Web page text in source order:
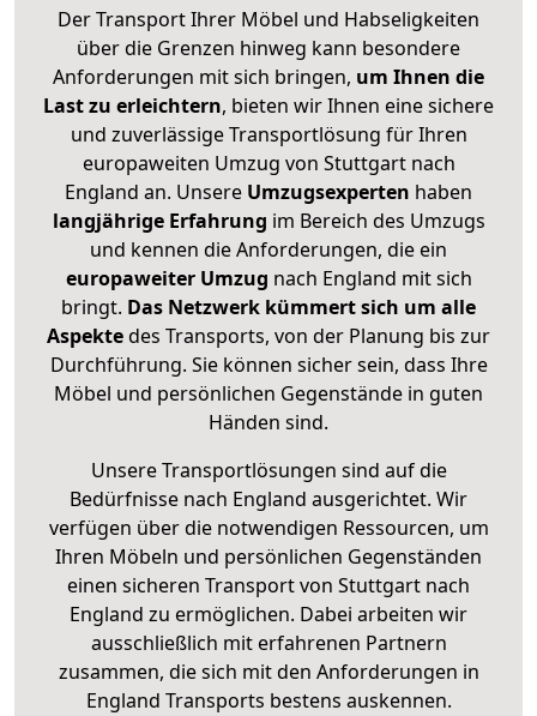
Der Transport Ihrer Möbel und Habseligkeiten
über die Grenzen hinweg kann besondere
Anforderungen mit sich bringen, um Ihnen die
Last zu erleichtern, bieten wir Ihnen eine sichere
und zuverlässige Transportlösung für Ihren
europaweiten Umzug von Stuttgart nach
England an. Unsere Umzugsexperten haben
langjährige Erfahrung im Bereich des Umzugs
und kennen die Anforderungen, die ein
europaweiter Umzug nach England mit sich
bringt. Das Netzwerk kümmert sich um alle
Aspektedes Transports, von der Planung bis zur
Durchführung. Sie können sicher sein, dass Ihre
Möbel und persönlichen Gegenstände in guten
Händen sind.
Unsere Transportlösungen sind auf die
Bedürfnisse nach England ausgerichtet. Wir
verfügen über die notwendigen Ressourcen, um
Ihren Möbeln und persönlichen Gegenständen
einen sicheren Transport von Stuttgart nach
England zu ermöglichen. Dabei arbeiten wir
ausschließlich mit erfahrenen Partnern
zusammen, die sich mit den Anforderungen in
England Transports bestens auskennen.